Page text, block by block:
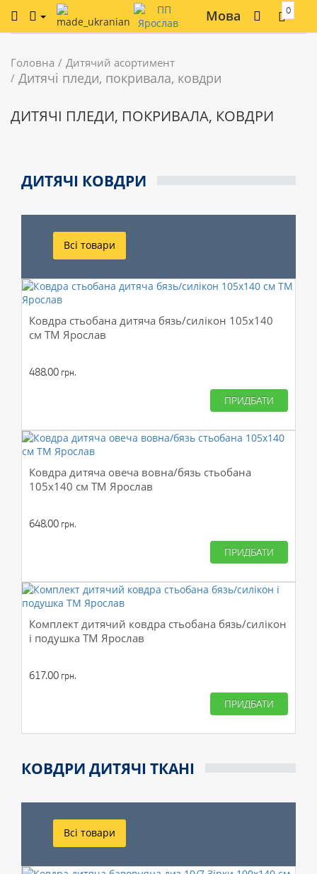
Мова 0
Головна Дитячий асортимент
Дитячі пледи, покривала, ковдри
ДИТЯЧІ ПЛЕДИ, ПОКРИВАЛА, КОВДРИ
ДИТЯЧІ КОВДРИ
Всі товари
Ковдра стьобана дитяча бязь/силікон 105х140
см ТМ Ярослав
488.00 грн.
ПРИДБАТИ
Ковдра дитяча овеча вовна/бязь стьобана
105х140 см ТМ Ярослав
648.00 грн.
ПРИДБАТИ
Комплект дитячий ковдра стьобана бязь/силікон
і подушка ТМ Ярослав
617.00 грн.
ПРИДБАТИ
КОВДРИ ДИТЯЧІ ТКАНІ
Всі товари